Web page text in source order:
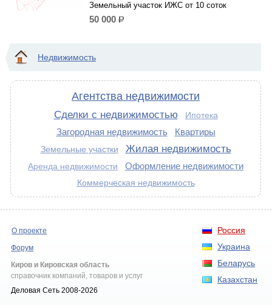
Земельный участок ИЖС от 10 соток
50 000 р.
Недвижимость
Агентства недвижимости
Сделки с недвижимостью Ипотека
Загородная недвижимость Квартиры
Земельные участки Жилая недвижимость
Аренда недвижимости Оформление недвижимости
Коммерческая недвижимость
Россия
Украина
Беларусь
Казахстан
О проекте
Форум
Киров и Кировская область
справочник компаний, товаров и услуг
Деловая Сеть 2008-2026